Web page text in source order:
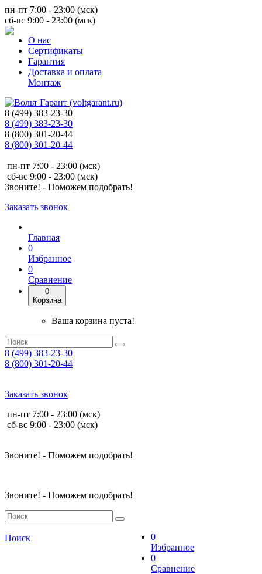
пн-пт 7:00 - 23:00 (мск)
сб-вс 9:00 - 23:00 (мск)
О нас
Сертификаты
Гарантия
Доставка и оплата
Монтаж
8 (499) 383-23-30
8 (499) 383-23-30
8 (800) 301-20-44
8 (800) 301-20-44
пн-пт 7:00 - 23:00 (мск)
сб-вс 9:00 - 23:00 (мск)
Звоните! - Поможем подобрать!
Заказать звонок
Главная
0
Избранное
0
Сравнение
0
Корзина
Ваша корзина пуста!
8 (499) 383-23-30
8 (800) 301-20-44
Заказать звонок
пн-пт 7:00 - 23:00 (мск)
сб-вс 9:00 - 23:00 (мск)
Звоните! - Поможем подобрать!
Звоните! - Поможем подобрать!
0
Избранное
0
Сравнение
Поиск